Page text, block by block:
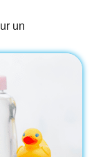
un